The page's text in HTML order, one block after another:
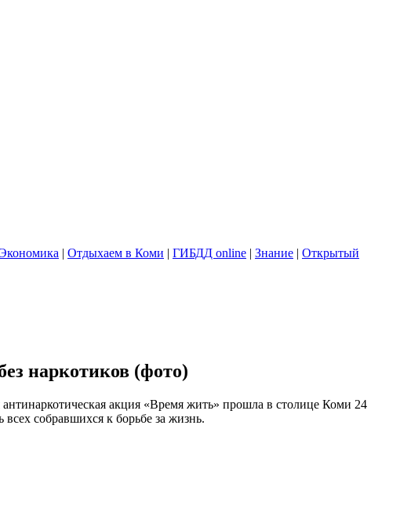
| Отдыхаем в Коми | ГИБДД online | Знание | Открытый
наркотиков (фото)
акция «Время жить» прошла в столице Коми 24
собравшихся к борьбе за жизнь.